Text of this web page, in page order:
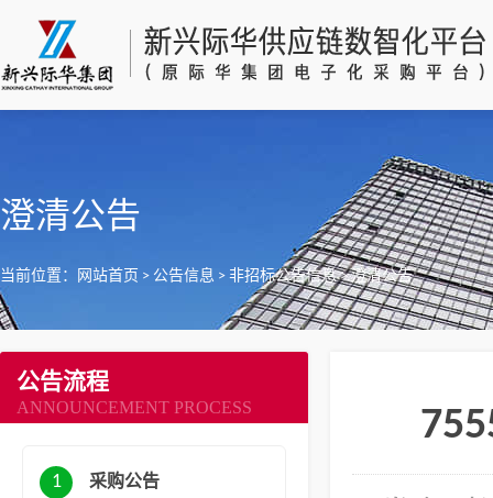
澄清公告
当前位置： 网站首页 > 公告信息 > 非招标公告信息>澄清公告
公告流程
ANNOUNCEMENT PROCESS
1 采购公告